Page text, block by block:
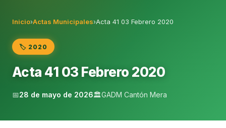
Inicio›Actas Municipales›Acta 41 03 Febrero 2020
🏷️ 2020
Acta 41 03 Febrero 2020
📅28 de mayo de 2026🏛️GADM Cantón Mera